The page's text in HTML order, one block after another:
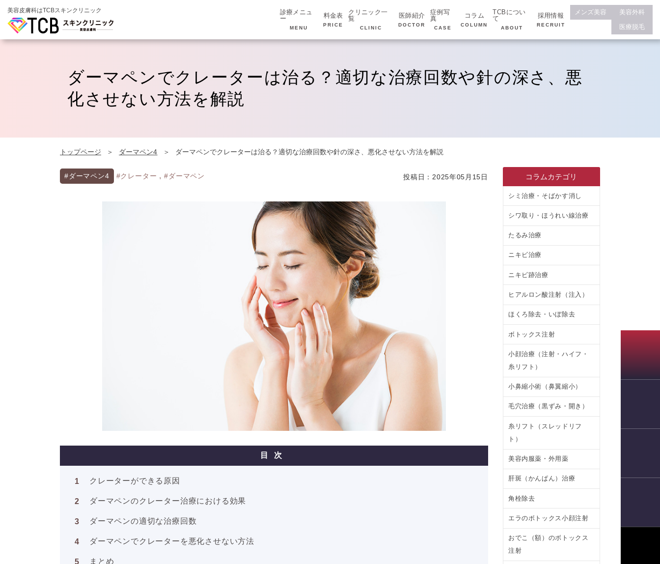
美容皮膚科はTCBスキンクリニック
診療メニュ
ー
MENU
料金表
PRICE
クリニック一
覧
CLINIC
医師紹介
DOCTOR
症例写
真
CASE
コラム
COLUMN
TCBについ
て
ABOUT
採用情報
RECRUIT
メンズ美容
美容外科
医療脱毛
ダーマペンでクレーターは治る？適切な治療回数や針の深さ、悪
化させない方法を解説
トップページ ダーマペン4 ダーマペンでクレーターは治る？適切な治療回数や針の深さ、悪化させない方法を解説
#ダーマペン4 #クレーター , #ダーマペン 投稿日：2025年05月15日
目次
クレーターができる原因
ダーマペンのクレーター治療における効果
ダーマペンの適切な治療回数
ダーマペンでクレーターを悪化させない方法
まとめ
コラムカテゴリ
シミ治療・そばかす消し
シワ取り・ほうれい線治療
たるみ治療
ニキビ治療
ニキビ跡治療
ヒアルロン酸注射（注入）
ほくろ除去・いぼ除去
ボトックス注射
小顔治療（注射・ハイフ・
糸リフト）
小鼻縮小術（鼻翼縮小）
毛穴治療（黒ずみ・開き）
糸リフト（スレッドリフ
ト）
美容内服薬・外用薬
肝斑（かんぱん）治療
角栓除去
エラのボトックス小顔注射
おでこ（額）のボトックス
注射